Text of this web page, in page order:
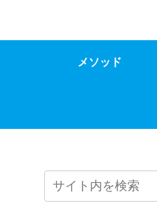
メソッド